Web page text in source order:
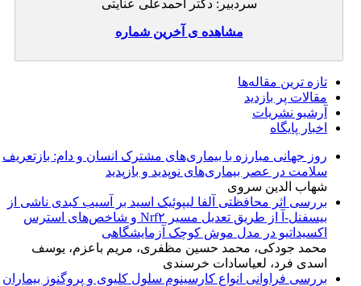
سردبیر: دکتر احمدعلی عنایتی
مشاهده ی آخرین شماره
تازه ‌ترین مقاله‌ها
مقالات پر بازدید
آرشیو نشریات
اخبار پایگاه
روز جهانی مبارزه با بیماری‌های مشترک انسان و دام: بازتعریف
سلامت در عصر بیماری‌های نوپدید و بازپدید
شهاب الدین سروی
بررسی اثر محافظتی آلفا لیپوئیک اسید بر آسیب کبدی ناشی از
بیسفنل-آ از طریق تعدیل مسیر Nrf۲ و شاخص‌های استرس
اکسیداتیو در مدل موش کوچک آزمایشگاهی
محمد جودکی، محمد حسین مظفری، مریم باعزم، یوسف
اسدی فرد، لعیاسادات خرسندی
بررسی فراوانی انواع کارسینوم سلول کلیوی و پروگنوز بیماران